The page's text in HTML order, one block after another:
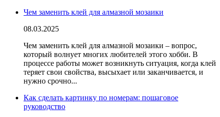
Чем заменить клей для алмазной мозаики
08.03.2025
Чем заменить клей для алмазной мозаики – вопрос,
который волнует многих любителей этого хобби. В
процессе работы может возникнуть ситуация, когда клей
теряет свои свойства, высыхает или заканчивается, и
нужно срочно...
Как сделать картинку по номерам: пошаговое
руководство